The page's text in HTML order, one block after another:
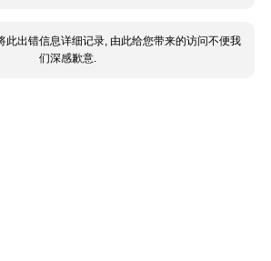
此出错信息详细记录, 由此给您带来的访问不便我
们深感歉意.